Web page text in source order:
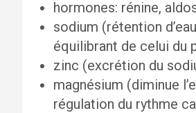
hormones: rénine,
sodium (rétention
équilibrant de celui du
zinc (excrétion du
magnésium (diminue
régulation du rythme